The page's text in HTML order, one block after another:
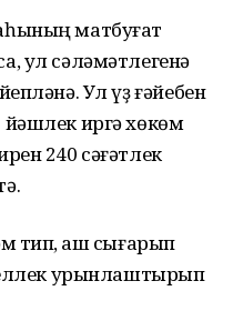
матбуғат
ул сәләмәтлегенә
Ул үҙ ғәйебен
иргә хөкөм
240 сәғәтлек
тип, ҡаш сығарып
урынлаштырып